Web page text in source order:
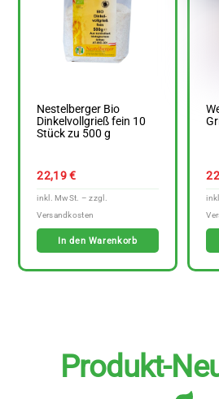
Nestelberger Bio
Dinkelvollgrieß fein 10
Stück zu 500 g
22,19€
In den Warenkorb
Produkt-